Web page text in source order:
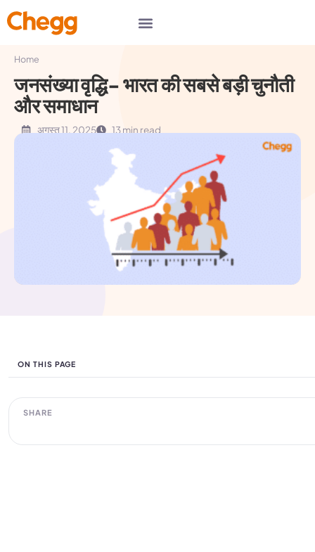
Home
जनसंख्या वृद्धि- भारत की सबसे बड़ी चुनौती
और समाधान
अगस्त 11, 2025 13 min read
ON THIS PAGE
SHARE